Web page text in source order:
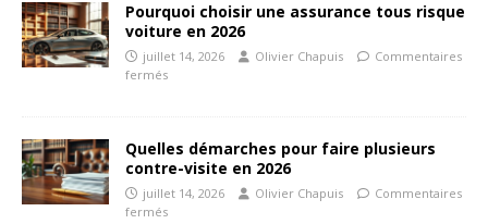
Pourquoi choisir une assurance tous risque
voiture en 2026
juillet 14, 2026 Olivier Chapuis
Commentaires
fermés
Quelles démarches pour faire plusieurs
contre-visite en 2026
juillet 14, 2026 Olivier Chapuis
Commentaires
fermés